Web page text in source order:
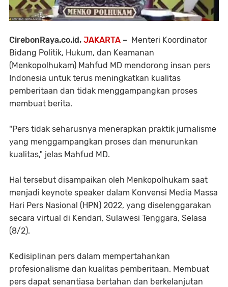
CirebonRaya.co.id, JAKARTA – Menteri Koordinator
Bidang Politik, Hukum, dan Keamanan
(Menkopolhukam) Mahfud MD mendorong insan pers
Indonesia untuk terus meningkatkan kualitas
pemberitaan dan tidak menggampangkan proses
membuat berita.
"Pers tidak seharusnya menerapkan praktik jurnalisme
yang menggampangkan proses dan menurunkan
kualitas," jelas Mahfud MD.
Hal tersebut disampaikan oleh Menkopolhukam saat
menjadi keynote speaker dalam Konvensi Media Massa
Hari Pers Nasional (HPN) 2022, yang diselenggarakan
secara virtual di Kendari, Sulawesi Tenggara, Selasa
(8/2).
Kedisiplinan pers dalam mempertahankan
profesionalisme dan kualitas pemberitaan. Membuat
pers dapat senantiasa bertahan dan berkelanjutan